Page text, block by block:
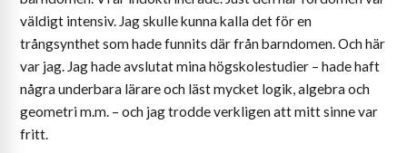
väldigt intensiv. Jag skulle kunna kalla det för en
trångsynthet som hade funnits där från barndomen. Och här
var jag. Jag hade avslutat mina högskolestudier – hade haft
några underbara lärare och läst mycket logik, algebra och
geometri m.m. – och jag trodde verkligen att mitt sinne var
fritt.